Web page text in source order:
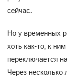
сейчас.
Но у временных
хоть как-то, к
переключается
Через несколько